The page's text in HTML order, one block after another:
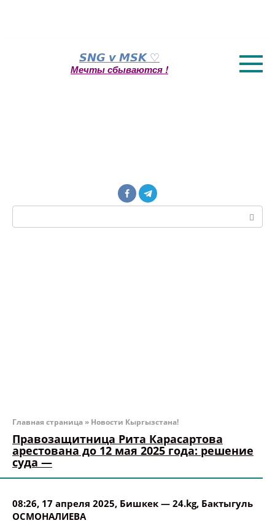
𝙎𝙉𝙂 𝙫 𝙈𝙎𝙆 ♡
Мечты сбываются !
Поиск:
Главная страница » Новости Кыргызстана!
Правозащитница Рита Карасартова
арестована до 12 мая 2025 года: решение
суда —
08:26, 17 апреля 2025, Бишкек — 24.kg, Бактыгуль
ОСМОНАЛИЕВА